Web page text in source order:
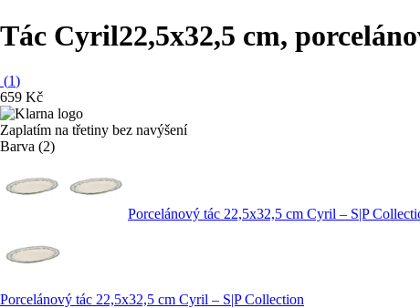
Tác Cyril22,5x32,5 cm,
(1)
659 Kč
Zaplatím na třetiny bez navýšení
Barva (2)
Porcelánový tác 22,5x32,5 cm Cyril – S|P
Porcelánový tác 22,5x32,5 cm Cyril – S|P Collection